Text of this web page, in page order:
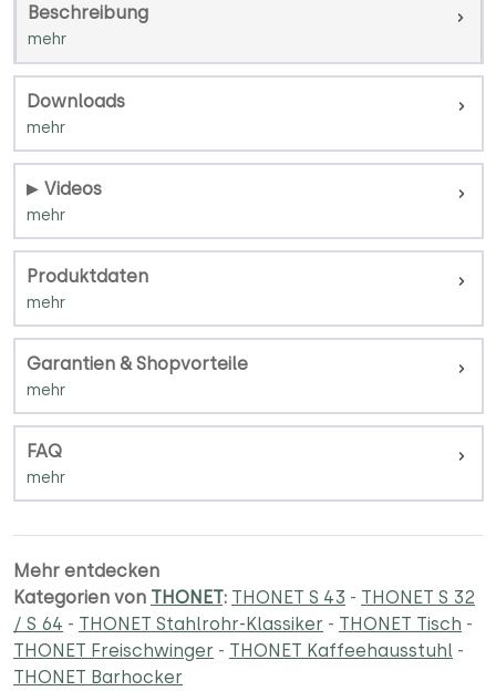
Beschreibung
Downloads
Videos
Produktdaten
Garantien & Shopvorteile
FAQ
Mehr entdecken
Kategorien von THONET: THONET S 43 - THONET S 32
/ S 64 - THONET Stahlrohr-Klassiker - THONET Tisch -
THONET Freischwinger - THONET Kaffeehausstuhl -
THONET Barhocker